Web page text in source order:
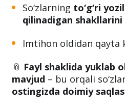
So‘zlarning to‘g‘ri
qilinadigan
Imtihon oldidan qayta
📎 Fayl shaklida yuklab
mavjud – bu orqali
ostingizda doimiy